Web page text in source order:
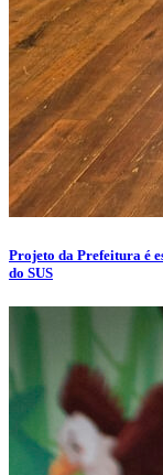
Projeto da Prefeitura é
do SUS